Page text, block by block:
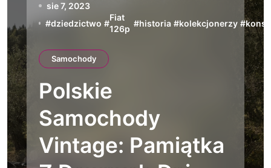
sie 7, 2023
#dziedzictwo #
Fiat
126p
#historia #kolekcjonerzy #
Samochody
Polskie
Samochody
Vintage: Pamiątka